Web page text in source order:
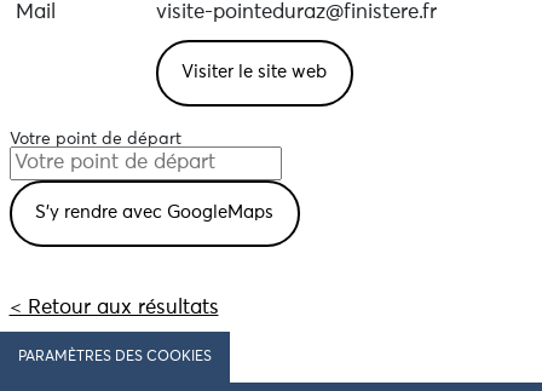
Mail
visite-pointeduraz@finistere.fr
Visiter le site web
Votre point de départ
< Retour aux résultats
PARAMÈTRES DES COOKIES